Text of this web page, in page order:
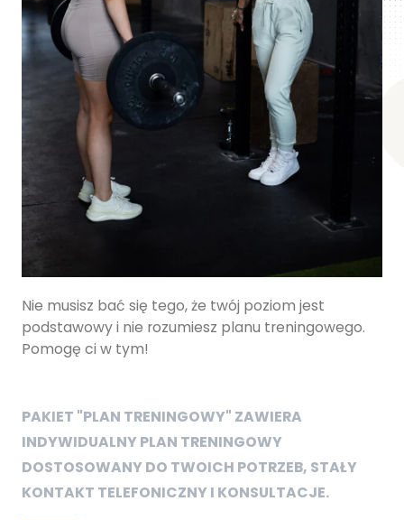
Nie musisz bać się tego, że twój poziom jest
podstawowy i nie rozumiesz planu treningowego.
Pomogę ci w tym!
PAKIET "PLAN TRENINGOWY" ZAWIERA
INDYWIDUALNY PLAN TRENINGOWY
DOSTOSOWANY DO TWOICH POTRZEB, STAŁY
KONTAKT TELEFONICZNY I KONSULTACJE.